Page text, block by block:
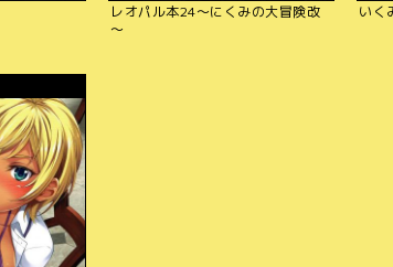
レオパル本24～にくみの大冒険改
～
いく